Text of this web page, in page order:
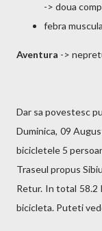
-> doua
febra
Aventura ->
Dar sa povestesc
Duminica, 09
bicicletele 5
Traseul propus
Retur. In total 58.2
bicicleta. Puteti